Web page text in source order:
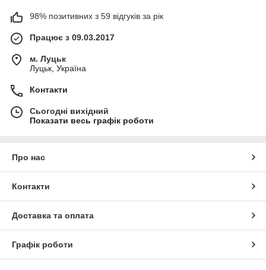
98% позитивних з 59 відгуків за рік
Працює з 09.03.2017
м. Луцьк
Луцьк, Україна
Контакти
Сьогодні вихідний
Показати весь графік роботи
Про нас
Контакти
Доставка та оплата
Графік роботи